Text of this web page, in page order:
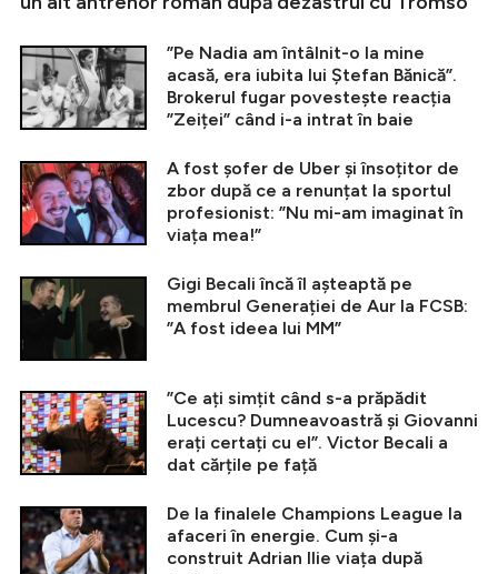
”Pe Nadia am întâlnit-o la mine
acasă, era iubita lui Ștefan Bănică”.
Brokerul fugar povestește reacția
”Zeiței” când i-a intrat în baie
A fost șofer de Uber și însoțitor de
zbor după ce a renunțat la sportul
profesionist: ”Nu mi-am imaginat în
viața mea!”
Gigi Becali încă îl așteaptă pe
membrul Generației de Aur la FCSB:
”A fost ideea lui MM”
”Ce ați simțit când s-a prăpădit
Lucescu? Dumneavoastră și Giovanni
erați certați cu el”. Victor Becali a
dat cărțile pe față
De la finalele Champions League la
afaceri în energie. Cum și-a
construit Adrian Ilie viața după